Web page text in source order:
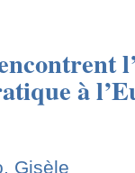
à
Gisèle